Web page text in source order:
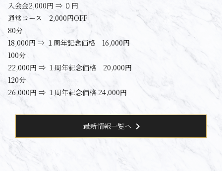
入会金2,000円 ⇒ ０円
通常コース 2,000円OFF
80分
18,000円 ⇒ １周年記念価格 16,000円
100分
22,000円 ⇒ １周年記念価格 20,000円
120分
26,000円 ⇒ １周年記念価格 24,000円
最新情報一覧へ chevron_right